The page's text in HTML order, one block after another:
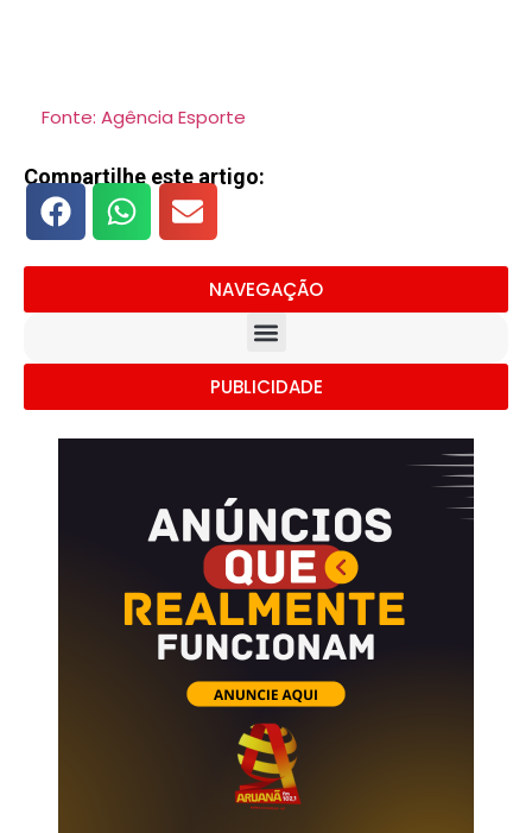
Fonte: Agência Esporte
Compartilhe este artigo:
NAVEGAÇÃO
PUBLICIDADE